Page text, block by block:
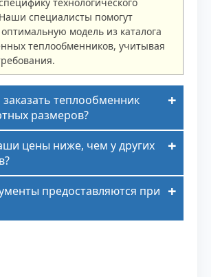
специалисты помогут
модель из каталога
теплообменников, учитывая
теплообменник
размеров?
цены ниже, чем у других
предоставляются при